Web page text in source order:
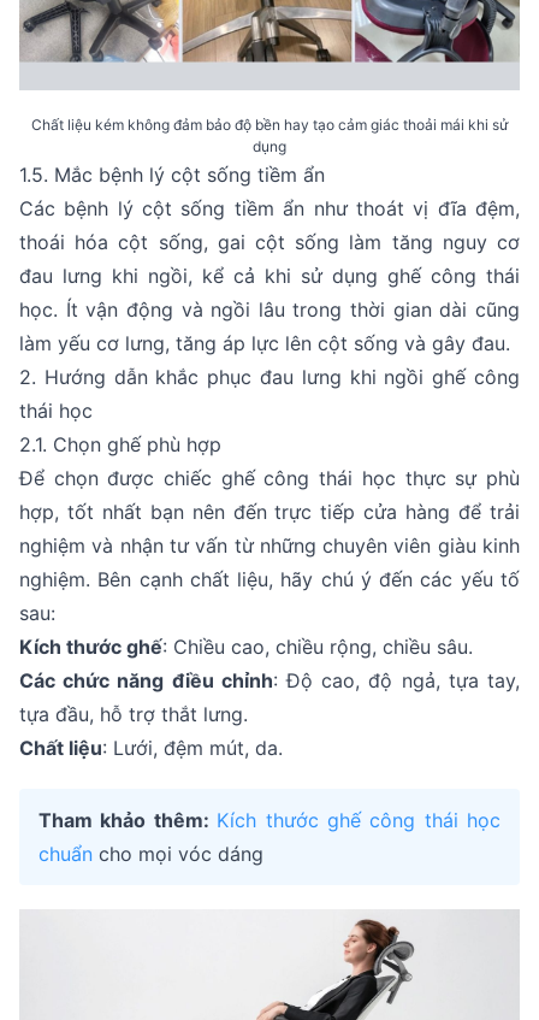
Chất liệu kém không đảm bảo độ bền hay tạo cảm giác thoải mái khi sử
dụng
1.5. Mắc bệnh lý cột sống tiềm ẩn
Các bệnh lý cột sống tiềm ẩn như thoát vị đĩa đệm,
thoái hóa cột sống, gai cột sống làm tăng nguy cơ
đau lưng khi ngồi, kể cả khi sử dụng ghế công thái
học. Ít vận động và ngồi lâu trong thời gian dài cũng
làm yếu cơ lưng, tăng áp lực lên cột sống và gây đau.
2. Hướng dẫn khắc phục đau lưng khi ngồi ghế công
thái học
2.1. Chọn ghế phù hợp
Để chọn được chiếc ghế công thái học thực sự phù
hợp, tốt nhất bạn nên đến trực tiếp cửa hàng để trải
nghiệm và nhận tư vấn từ những chuyên viên giàu kinh
nghiệm. Bên cạnh chất liệu, hãy chú ý đến các yếu tố
sau:
Kích thước ghế: Chiều cao, chiều rộng, chiều sâu.
Các chức năng điều chỉnh: Độ cao, độ ngả, tựa tay,
tựa đầu, hỗ trợ thắt lưng.
Chất liệu: Lưới, đệm mút, da.
Tham khảo thêm: Kích thước ghế công thái học
chuẩn cho mọi vóc dáng